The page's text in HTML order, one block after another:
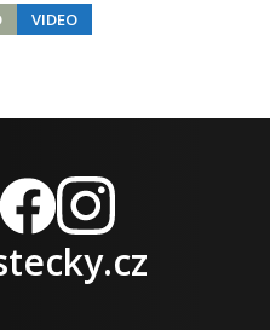
VIDEO
FacebookInstagram